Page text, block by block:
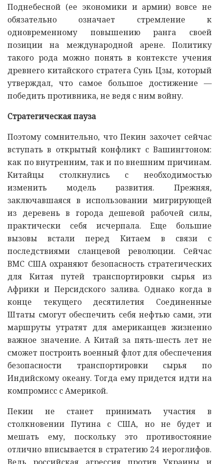
Поднебесной (ее экономики и армии) вовсе не
обязательно означает стремление к
одновременному повышению ранга своей
позиции на международной арене. Политику
такого рода можно понять в контексте учения
древнего китайского стратега Сунь Цзы, который
утверждал, что самое большое достижение —
победить противника, не ведя с ним войну.
Стратегическая пауза
Поэтому сомнительно, что Пекин захочет сейчас
вступать в открытый конфликт с Вашингтоном:
как по внутренним, так и по внешним причинам.
Китайцы столкнулись с необходимостью
изменить модель развития. Прежняя,
заключавшаяся в использовании мигрирующей
из деревень в города дешевой рабочей силы,
практически себя исчерпала. Еще большие
вызовы встали перед Китаем в связи с
последствиями сланцевой революции. Сейчас
ВМС США охраняют безопасность стратегических
для Китая путей транспортировки сырья из
Африки и Персидского залива. Однако когда в
конце текущего десятилетия Соединенные
Штаты смогут обеспечить себя нефтью сами, эти
маршруты утратят для американцев жизненно
важное значение. А Китай за пять-шесть лет не
сможет построить военный флот для обеспечения
безопасности транспортировки сырья по
Индийскому океану. Тогда ему придется идти на
компромисс с Америкой.
Пекин не станет принимать участия в
столкновении Путина с США, но не будет и
мешать ему, поскольку это противостояние
отлично вписывается в стратегию 24 иероглифов.